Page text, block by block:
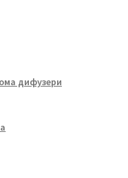
дифузери